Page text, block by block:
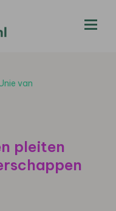
van
pleiten